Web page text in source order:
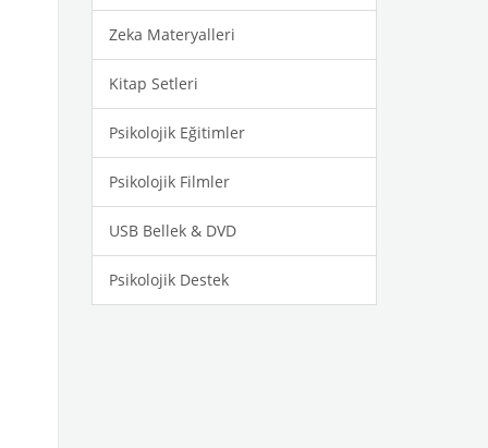
Zeka Materyalleri
Kitap Setleri
Psikolojik Eğitimler
Psikolojik Filmler
USB Bellek & DVD
Psikolojik Destek